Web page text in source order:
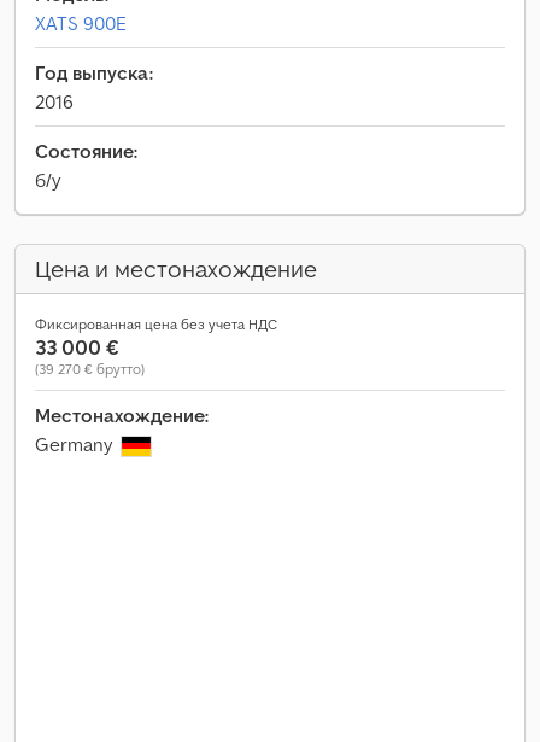
XATS 900E
Год выпуска:
2016
Состояние:
б/у
Цена и местонахождение
Фиксированная цена без учета НДС
33 000 €
(39 270 € брутто)
Местонахождение:
Germany